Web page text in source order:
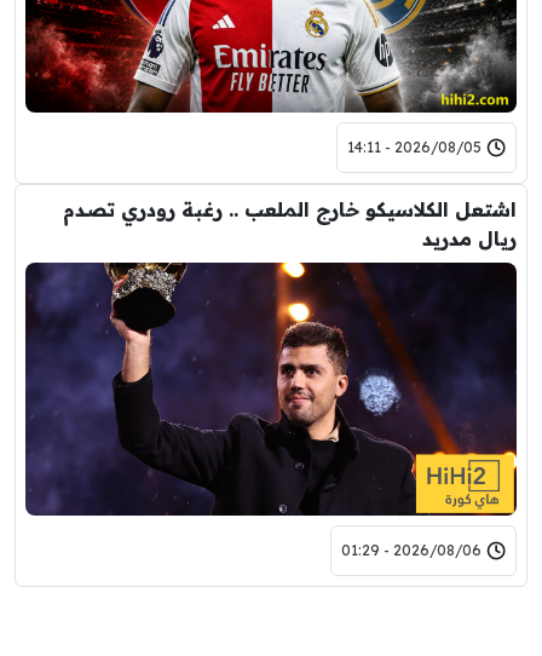
2026/08/05 - 14:11
اشتعل الكلاسيكو خارج الملعب .. رغبة رودري تصدم
ريال مدريد
2026/08/06 - 01:29